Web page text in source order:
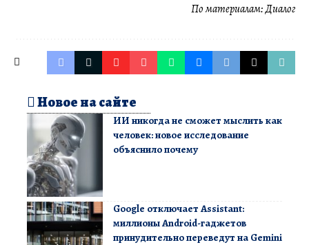
По материалам:Диалог
Новое на сайте
ИИ никогда не сможет мыслить как
человек: новое исследование
объяснило почему
Google отключает Assistant:
миллионы Android-гаджетов
принудительно переведут на Gemini